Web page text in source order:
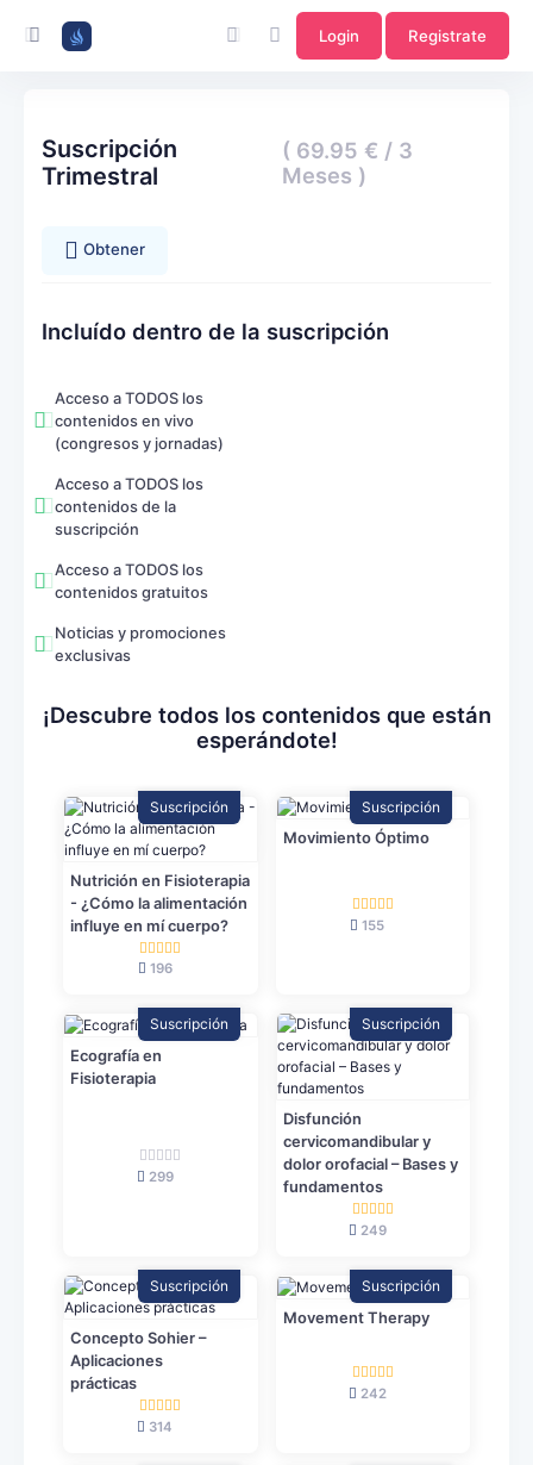
Login Registrate
Suscripción
Trimestral
( 69.95 € / 3
Meses )
Obtener
Incluído dentro de la suscripción
Acceso a TODOS los
contenidos en vivo
(congresos y jornadas)
Acceso a TODOS los
contenidos de la
suscripción
Acceso a TODOS los
contenidos gratuitos
Noticias y promociones
exclusivas
¡Descubre todos los contenidos que están
esperándote!
Suscripción
Nutrición en Fisioterapia
- ¿Cómo la alimentación
influye en mí cuerpo?
196
Suscripción
Movimiento Óptimo
155
Suscripción
Ecografía en
Fisioterapia
299
Suscripción
Disfunción
cervicomandibular y
dolor orofacial – Bases y
fundamentos
249
Suscripción
Concepto Sohier –
Aplicaciones
prácticas
314
Suscripción
Movement Therapy
242